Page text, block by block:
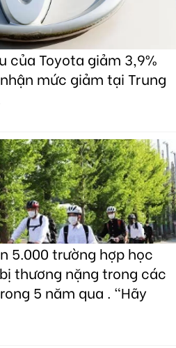
của Toyota giảm 3,9%
mức giảm tại Trung
5.000 trường hợp học
thương nặng trong các
5 năm qua . "Hãy